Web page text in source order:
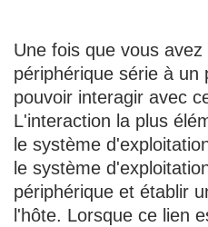
Une fois que vous
périphérique série à un
pouvoir interagir avec
L'interaction la plus
le système
le système
périphérique et établir
l'hôte. Lorsque ce lien